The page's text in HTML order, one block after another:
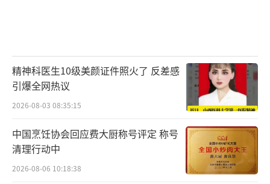
特效制作，牢牢抓住观众眼球，斩获超高口碑
及市场热议。爱奇艺热度峰值突破8500，包揽
爱奇艺热播总榜、飙升总榜、电视剧热播榜、
电视剧飙升榜等多榜TOP1。综合热度方面，该
剧摘得了7次猫眼全网热度总榜TOP1、8次猫眼
网络剧热度日榜TOP1，17次登顶蓝鹰全网剧集
影响力榜、蓝鹰网播剧集影响力榜，在酷云、
精神科医生10级美颜证件照火了 反差感
引爆全网热议
2026-08-03 08:35:15
中国烹饪协会回应费大厨称号评定 称号
清理行动中
2026-08-06 10:18:38